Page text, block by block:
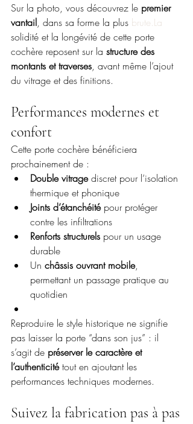
Sur la photo, vous découvrez le premier
vantail, dans sa forme la plus brute.La
solidité et la longévité de cette porte
cochère reposent sur la structure des
montants et traverses, avant même l’ajout
du vitrage et des finitions.
Performances modernes et
confort
Cette porte cochère bénéficiera
prochainement de :
Double vitrage discret pour l’isolation
thermique et phonique
Joints d’étanchéité pour protéger
contre les infiltrations
Renforts structurels pour un usage
durable
Un châssis ouvrant mobile,
permettant un passage pratique au
quotidien
Reproduire le style historique ne signifie
pas laisser la porte “dans son jus” : il
s’agit de préserver le caractère et
l’authenticité tout en ajoutant les
performances techniques modernes.
Suivez la fabrication pas à pas